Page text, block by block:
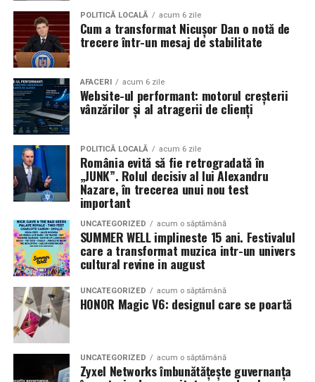
Pe11 februarieva avea loc proiecția specială
mea”de la Cinema City din City Park Constanța,de la
18:30, unde
regizorul Paul Decu și actrița Azaleea
Necula, originari din Constanța și împrejurimi, vor
prezenta filmul alături de colegii lor
Alexandra Răduță și Gabriel Vatavu.
Cinema City Shopping City Galați
12 februarie de la 18:30la întâlnirea cu actrițele
State și Azaleea Necula și regizorul Paul Decu.
Pe 13 februarie la ora 18:30, spectatorii dinIași
invitați la proiecția specială din
Mall, alături de regizorulPaul Decuși de
actoriiGabriel Vatavu, Sergiu Costache, Azaleea
Necula, Alexandra Răduță.
De „Ziua Îndrăgostiților”, pe14 februarie, în Cinema
City Iulius Mall Suceava, de la 18:30, spectatorii sunt
invitați la film alături de regizorul
actoriiSergiu Costache, Vlad si Oana Gherman,
Alexandra Răduță.
POLITICĂ LOCALĂ acum 6 zile
Cum a transformat Nicușor Dan o notă de
trecere într-un mesaj de stabilitate
AFACERI acum 6 zile
Website-ul performant: motorul creșterii
vânzărilor și al atragerii de clienți
POLITICĂ LOCALĂ acum 6 zile
România evită să fie retrogradată în
„JUNK”. Rolul decisiv al lui Alexandru
Nazare, în trecerea unui nou test
important
UNCATEGORIZED acum o săptămână
SUMMER WELL implineste 15 ani. Festivalul
care a transformat muzica intr-un univers
cultural revine in august
UNCATEGORIZED acum o săptămână
HONOR Magic V6: designul care se poartă
UNCATEGORIZED acum o săptămână
Zyxel Networks îmbunătățește guvernanța